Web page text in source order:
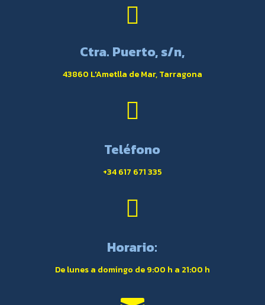

Ctra. Puerto, s/n,
43860 L'Ametlla de Mar, Tarragona

Teléfono
+34 617 671 335

Horario:
De lunes a domingo de 9:00 h a 21:00 h